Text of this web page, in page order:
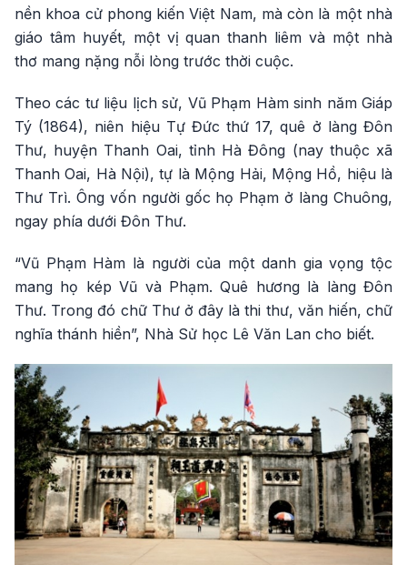
nền khoa cử phong kiến Việt Nam, mà còn là một nhà
giáo tâm huyết, một vị quan thanh liêm và một nhà
thơ mang nặng nỗi lòng trước thời cuộc.
Theo các tư liệu lịch sử, Vũ Phạm Hàm sinh năm Giáp
Tý (1864), niên hiệu Tự Đức thứ 17, quê ở làng Đôn
Thư, huyện Thanh Oai, tỉnh Hà Đông (nay thuộc xã
Thanh Oai, Hà Nội), tự là Mộng Hải, Mộng Hồ, hiệu là
Thư Trì. Ông vốn người gốc họ Phạm ở làng Chuông,
ngay phía dưới Đôn Thư.
“Vũ Phạm Hàm là người của một danh gia vọng tộc
mang họ kép Vũ và Phạm. Quê hương là làng Đôn
Thư. Trong đó chữ Thư ở đây là thi thư, văn hiến, chữ
nghĩa thánh hiền”, Nhà Sử học Lê Văn Lan cho biết.